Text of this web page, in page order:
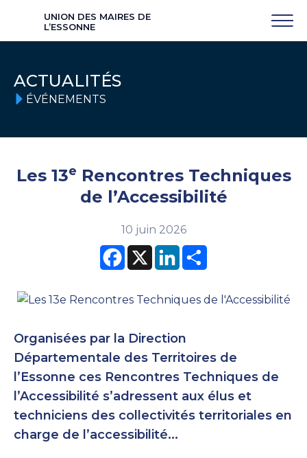
UNION DES MAIRES DE
L’ESSONNE
ACTUALITÉS
ÉVÉNEMENTS
Les 13e Rencontres Techniques
de l’Accessibilité
10 juin 2026
Facebook
X LinkedIn
Organisées par la Direction
Départementale des Territoires de
l’Essonne ces Rencontres Techniques de
l’Accessibilité s’adressent aux élus et
techniciens des collectivités territoriales en
charge de l’accessibilité...